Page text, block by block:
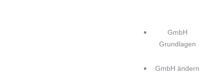
GmbH
Grundlagen
GmbH ändern